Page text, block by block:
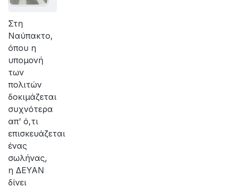
την
της
βλάβης
Στη
Ναύπακτο,
όπου η
υπομονή
των
πολιτών
δοκιμάζεται
συχνότερα
απ’ ό,τι
επισκευάζεται
ένας
σωλήνας,
η ΔΕΥΑΝ
δίνει